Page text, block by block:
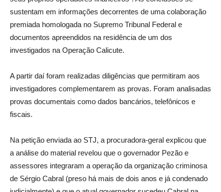
sustentam em informações decorrentes de uma colaboração
premiada homologada no Supremo Tribunal Federal e
documentos apreendidos na residência de um dos
investigados na Operação Calicute.
A partir daí foram realizadas diligências que permitiram aos
investigadores complementarem as provas. Foram analisadas
provas documentais como dados bancários, telefônicos e
fiscais.
Na petição enviada ao STJ, a procuradora-geral explicou que
a análise do material revelou que o governador Pezão e
assessores integraram a operação da organização criminosa
de Sérgio Cabral (preso há mais de dois anos e já condenado